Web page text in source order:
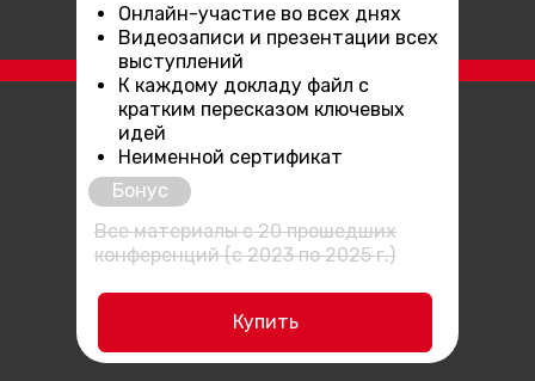
Купить
Все материалы с 20 прошедших
конференций (с 2023 по 2025 г.)
Бонус
Онлайн-участие во всех днях
Видеозаписи и презентации всех
выступлений
К каждому докладу файл с
кратким пересказом ключевых
идей
Неименной сертификат